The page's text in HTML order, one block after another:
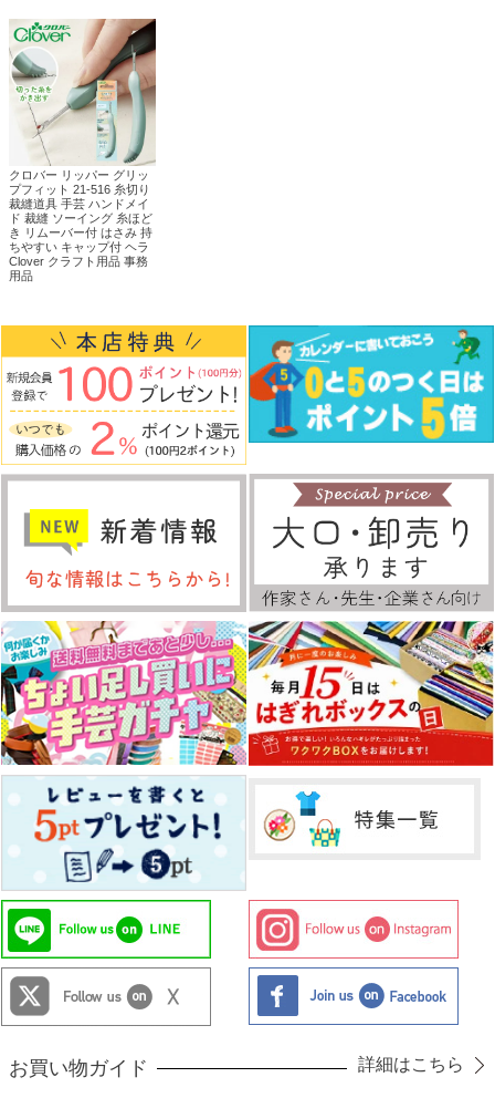
クロバー リッパー グリッ
プフィット 21-516 糸切り
裁縫道具 手芸 ハンドメイ
ド 裁縫 ソーイング 糸ほど
き リムーバー付 はさみ 持
ちやすい キャップ付 ヘラ
Clover クラフト用品 事務
用品
お買い物ガイド 詳細はこちら